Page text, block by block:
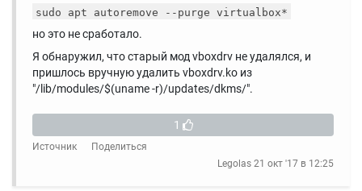
sudo apt autoremove --purge virtualbox*
но это не сработало.
Я обнаружил, что старый мод vboxdrv не удалялся, и
пришлось вручную удалить vboxdrv.ko из
"/lib/modules/$(uname -r)/updates/dkms/".
1
Источник
Поделиться
Legolas 21 окт '17 в 12:25